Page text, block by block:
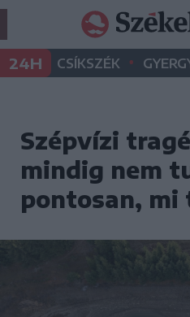
24H CSÍKSZÉK •
Szépvízi
mindig nem
pontosan,